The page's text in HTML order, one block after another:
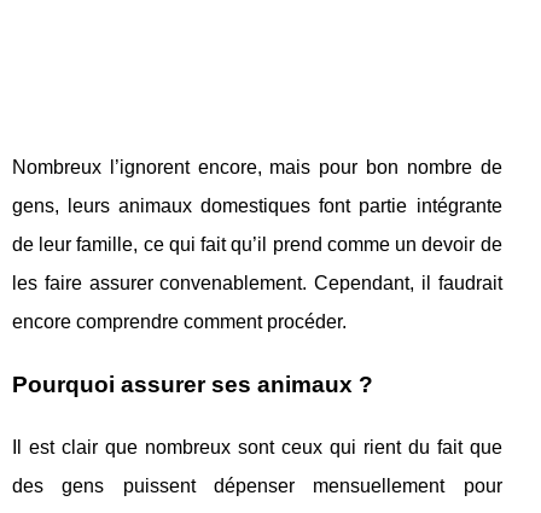
Nombreux l’ignorent encore, mais pour bon nombre de
gens, leurs animaux domestiques font partie intégrante
de leur famille, ce qui fait qu’il prend comme un devoir de
les faire assurer convenablement. Cependant, il faudrait
encore comprendre comment procéder.
Pourquoi assurer ses animaux ?
Il est clair que nombreux sont ceux qui rient du fait que
des gens puissent dépenser mensuellement pour